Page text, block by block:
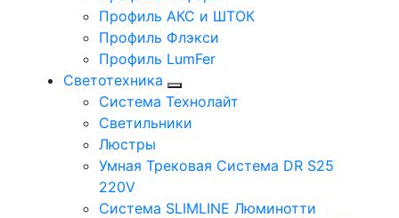
Профиль АКС и ШТОК
Профиль Флэкси
Профиль LumFer
Светотехника
Система Технолайт
Светильники
Люстры
Умная Трековая Система DR S25
220V
Система SLIMLINE Люминотти